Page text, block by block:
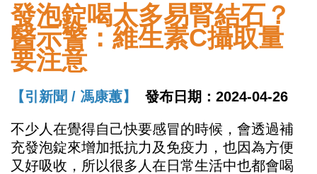
發泡錠喝太多易腎結石？
醫示警：維生素C攝取量
要注意
【引新聞 / 馮康蕙】 發布日期：2024-04-26
不少人在覺得自己快要感冒的時候，會透過補
充發泡錠來增加抵抗力及免疫力，也因為方便
又好吸收，所以很多人在日常生活中也都會喝